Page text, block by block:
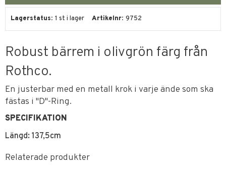
Lagerstatus 1 st i lager Artikelnr 9752
Robust bärrem i olivgrön färg från
Rothco.
En justerbar med en metall krok i varje ände som ska
fästas i "D"-Ring.
SPECIFIKATION
Längd: 137,5cm
Relaterade produkter